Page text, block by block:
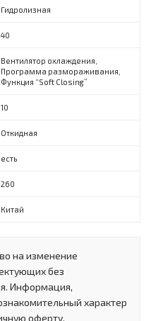
Гидролизная
40
Вентилятор охлаждения,
Программа размораживания,
Функция “Soft Closing”
10
Откидная
есть
260
Китай
на изменение
без
Информация,
характер
оферту.